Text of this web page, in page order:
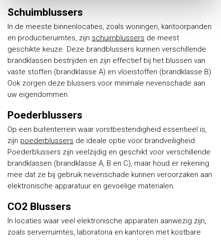
Schuimblussers
In de meeste binnenlocaties, zoals woningen, kantoorpanden
en productieruimtes, zijn schuimblussers de meest
geschikte keuze. Deze brandblussers kunnen verschillende
brandklassen bestrijden en zijn effectief bij het blussen van
vaste stoffen (brandklasse A) en vloeistoffen (brandklasse B).
Ook zorgen deze blussers voor minimale nevenschade aan
uw eigendommen.
Poederblussers
Op een buitenterrein waar vorstbestendigheid essentieel is,
zijn poederblussers de ideale optie voor brandveiligheid.
Poederblussers zijn veelzijdig en geschikt voor verschillende
brandklassen (brandklasse A, B en C), maar houd er rekening
mee dat ze bij gebruik nevenschade kunnen veroorzaken aan
elektronische apparatuur en gevoelige materialen.
CO2 Blussers
In locaties waar veel elektronische apparaten aanwezig zijn,
zoals serverruimtes, laboratoria en kantoren met kostbare